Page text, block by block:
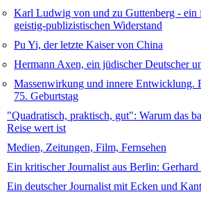
Karl Ludwig von und zu Guttenberg - ein
geistig-publizistischen Widerstand
Pu Yi, der letzte Kaiser von China
Hermann Axen, ein jüdischer Deutscher
Massenwirkung und innere Entwicklung.
75. Geburtstag
"Quadratisch, praktisch, gut": Warum das
Reise wert ist
Medien, Zeitungen, Film, Fernsehen
Ein kritischer Journalist aus Berlin:
Ein deutscher Journalist mit Ecken und